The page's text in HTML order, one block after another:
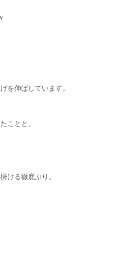
を伸ばしています。
ことと、
ける徹底ぶり。